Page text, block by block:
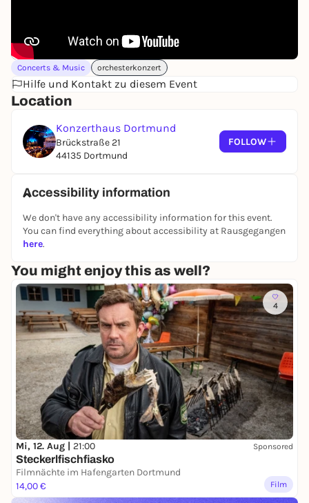
Concerts & Music orchesterkonzert
Hilfe und Kontakt zu diesem Event
Location
Konzerthaus Dortmund
Brückstraße 21
44135 Dortmund
FOLLOW
Accessibility information
We don't have any accessibility information for this event.
You can find everything about accessibility at Rausgegangen
here.
You might enjoy this as well?
4
Mi, 12. Aug | 21:00 Sponsored
Steckerlfischfiasko
Filmnächte im Hafengarten Dortmund
14,00 €
Film